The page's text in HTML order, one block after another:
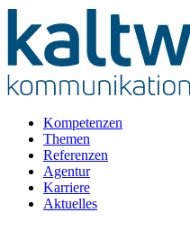
Kompetenzen
Themen
Referenzen
Agentur
Karriere
Aktuelles